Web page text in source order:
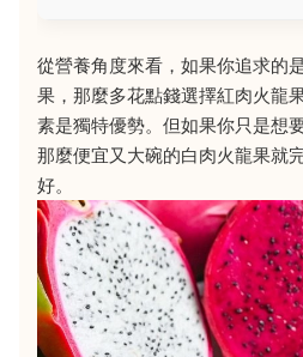
從營養角度來看，如果你追求的
果，那麼多花點錢選擇紅肉火龍
素是獨特優勢。但如果你只是想
那麼便宜又大碗的白肉火龍果就
好。